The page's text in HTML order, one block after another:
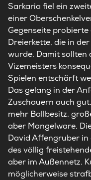
Sarkaria fiel ein
einer
Gegenseite
Dreierkette, die in
wurde. Damit sollten
Vizemeisters
Spielen entschärft
Das gelang in der
Zuschauern auch
mehr Ballbesitz,
aber Mangelware.
David Affengruber in
des völlig
aber im Außennetz.
möglicherweise